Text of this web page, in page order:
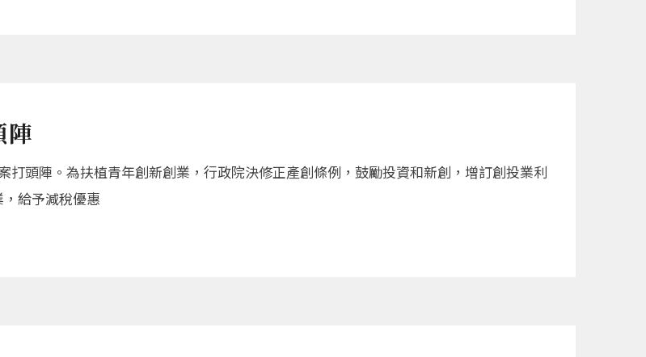
陣
頭陣。為扶植青年創新創業，行政院決修正產創條例，鼓勵投資和新創，增訂創投業利
給予減稅優惠